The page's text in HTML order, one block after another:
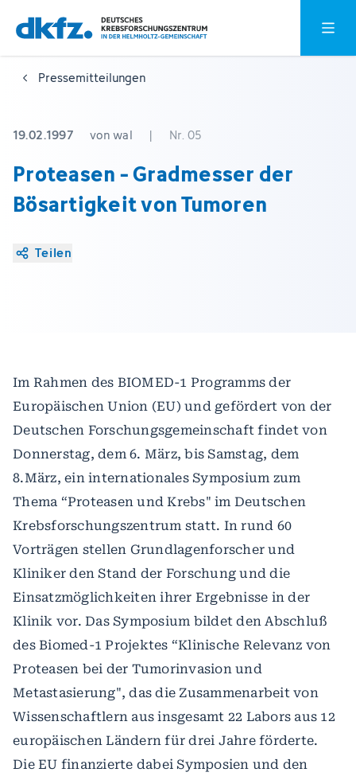
Zum
Hauptinhalt
springen
Zur
Fußzeile
springen
Pressemitteilungen
19.02.1997 von wal | Nr. 05
Proteasen - Gradmesser der
Bösartigkeit von Tumoren
Teilen
Im Rahmen des BIOMED-1 Programms der
Europäischen Union (EU) und gefördert von der
Deutschen Forschungsgemeinschaft findet von
Donnerstag, dem 6. März, bis Samstag, dem
8.März, ein internationales Symposium zum
Thema “Proteasen und Krebs" im Deutschen
Krebsforschungszentrum statt. In rund 60
Vorträgen stellen Grundlagenforscher und
Kliniker den Stand der Forschung und die
Einsatzmöglichkeiten ihrer Ergebnisse in der
Klinik vor. Das Symposium bildet den Abschluß
des Biomed-1 Projektes “Klinische Relevanz von
Proteasen bei der Tumorinvasion und
Metastasierung", das die Zusammenarbeit von
Wissenschaftlern aus insgesamt 22 Labors aus 12
europäischen Ländern für drei Jahre förderte.
Die EU finanzierte dabei Symposien und den